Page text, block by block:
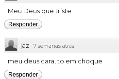
Meu Deus que triste
Responder
jaz · 7 semanas atrás
meu deus cara, to em choque
Responder